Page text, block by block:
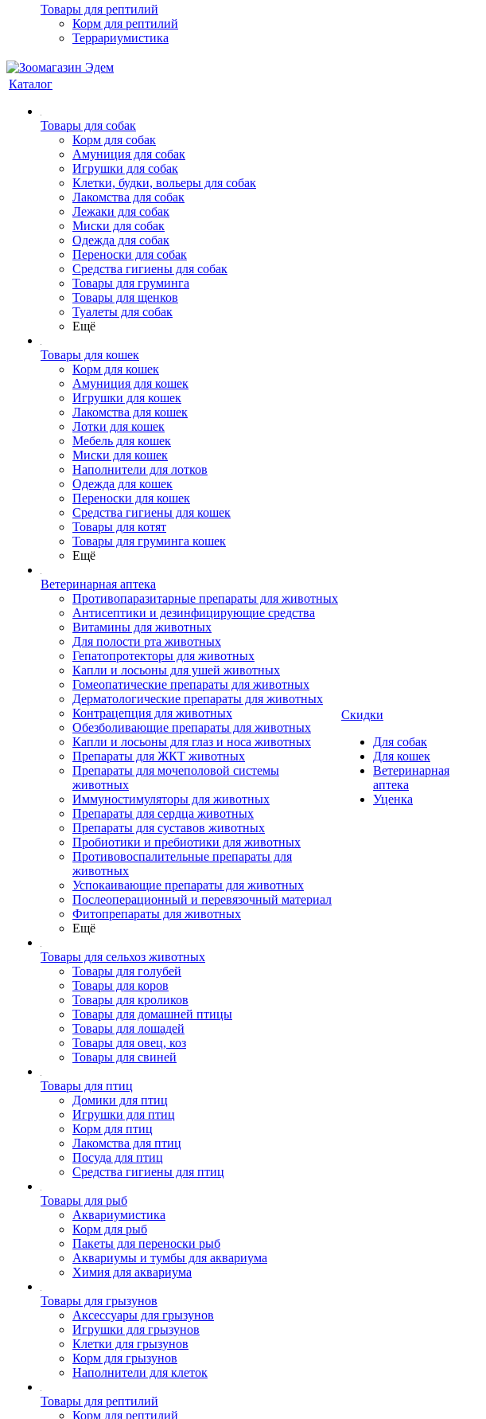
Товары для рептилий
Корм для рептилий
Террариумистика
Каталог
Товары для собак
Корм для собак
Амуниция для собак
Игрушки для собак
Клетки, будки, вольеры для собак
Лакомства для собак
Лежаки для собак
Миски для собак
Одежда для собак
Переноски для собак
Средства гигиены для собак
Товары для груминга
Товары для щенков
Туалеты для собак
Ещё
Товары для кошек
Корм для кошек
Амуниция для кошек
Игрушки для кошек
Лакомства для кошек
Лотки для кошек
Мебель для кошек
Миски для кошек
Наполнители для лотков
Одежда для кошек
Переноски для кошек
Средства гигиены для кошек
Товары для котят
Товары для груминга кошек
Ещё
Ветеринарная аптека
Противопаразитарные препараты для животных
Антисептики и дезинфицирующие средства
Витамины для животных
Для полости рта животных
Гепатопротекторы для животных
Капли и лосьоны для ушей животных
Гомеопатические препараты для животных
Дерматологические препараты для животных
Контрацепция для животных
Обезболивающие препараты для животных
Капли и лосьоны для глаз и носа животных
Препараты для ЖКТ животных
Препараты для мочеполовой системы
животных
Иммуностимуляторы для животных
Препараты для сердца животных
Препараты для суставов животных
Пробиотики и пребиотики для животных
Противовоспалительные препараты для
животных
Успокаивающие препараты для животных
Послеоперационный и перевязочный материал
Фитопрепараты для животных
Ещё
Товары для сельхоз животных
Товары для голубей
Товары для коров
Товары для кроликов
Товары для домашней птицы
Товары для лошадей
Товары для овец, коз
Товары для свиней
Товары для птиц
Домики для птиц
Игрушки для птиц
Корм для птиц
Лакомства для птиц
Посуда для птиц
Средства гигиены для птиц
Товары для рыб
Аквариумистика
Корм для рыб
Пакеты для переноски рыб
Аквариумы и тумбы для аквариума
Химия для аквариума
Товары для грызунов
Аксессуары для грызунов
Игрушки для грызунов
Клетки для грызунов
Корм для грызунов
Наполнители для клеток
Товары для рептилий
Корм для рептилий
Скидки
Для собак
Для кошек
Ветеринарная
аптека
Уценка